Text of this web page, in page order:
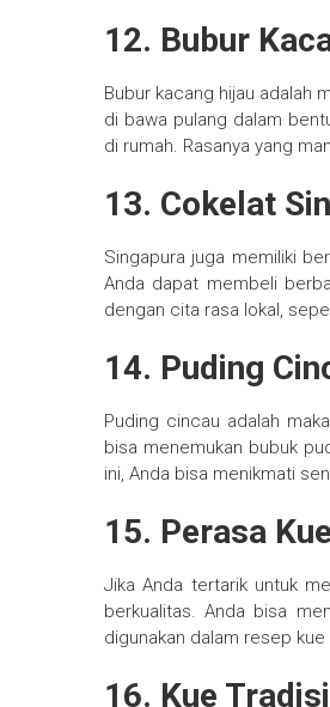
12. Bubur
Bubur kacang hijau adalah
di bawa pulang dalam
di rumah. Rasanya yang
13. Cokelat
Singapura juga memiliki
Anda dapat membeli
dengan cita rasa lokal,
14. Puding
Puding cincau adalah
bisa menemukan bubuk
ini, Anda bisa menikmati
15. Perasa Kue
Jika Anda tertarik untuk
berkualitas. Anda bisa
digunakan dalam resep kue
16. Kue